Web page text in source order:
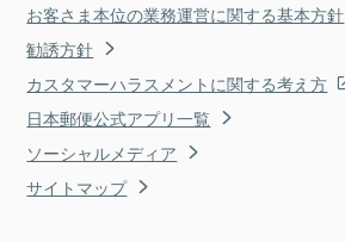
お客さま本位の業務運営に関する基本方針
勧誘方針
カスタマーハラスメントに関する考え方
日本郵便公式アプリ一覧
ソーシャルメディア
サイトマップ